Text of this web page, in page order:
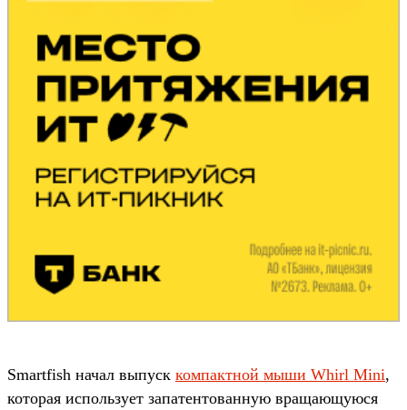
Smartfish начал выпуск компактной мыши Whirl Mini,
которая использует запатентованную вращающуюся